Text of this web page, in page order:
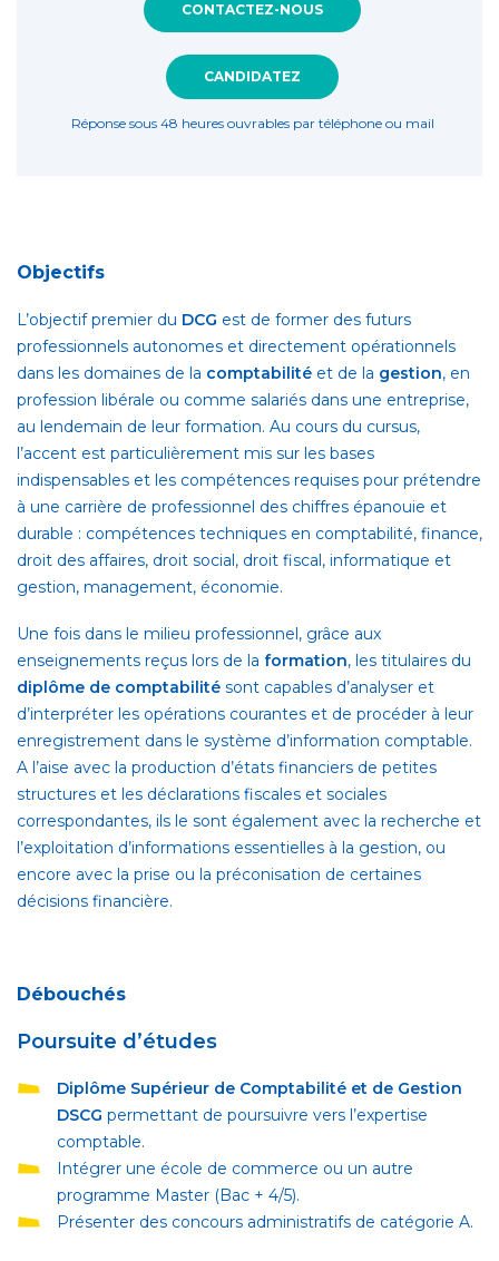
Objectifs
L’objectif premier du DCG est de former des futurs
professionnels autonomes et directement opérationnels
dans les domaines de la comptabilité et de la gestion, en
profession libérale ou comme salariés dans une entreprise,
au lendemain de leur formation. Au cours du cursus,
l’accent est particulièrement mis sur les bases
indispensables et les compétences requises pour prétendre
à une carrière de professionnel des chiffres épanouie et
durable : compétences techniques en comptabilité, finance,
droit des affaires, droit social, droit fiscal, informatique et
gestion, management, économie.
Une fois dans le milieu professionnel, grâce aux
enseignements reçus lors de la formation, les titulaires du
diplôme de comptabilité sont capables d’analyser et
d’interpréter les opérations courantes et de procéder à leur
enregistrement dans le système d’information comptable.
A l’aise avec la production d’états financiers de petites
structures et les déclarations fiscales et sociales
correspondantes, ils le sont également avec la recherche et
l’exploitation d’informations essentielles à la gestion, ou
encore avec la prise ou la préconisation de certaines
décisions financière.
Débouchés
Poursuite d’études
Diplôme Supérieur de Comptabilité et de Gestion
DSCG permettant de poursuivre vers l’expertise
comptable.
Intégrer une école de commerce ou un autre
programme Master (Bac + 4/5).
Présenter des concours administratifs de catégorie A.
CONTACTEZ-NOUS
CANDIDATEZ
Réponse sous 48 heures ouvrables par téléphone ou mail